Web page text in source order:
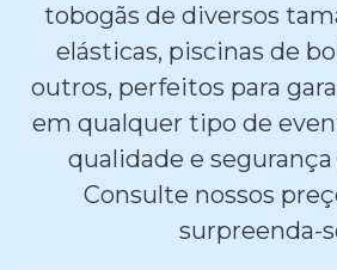
tobogãs de diversos
elásticas, piscinas de
outros, perfeitos para
em qualquer tipo de
qualidade e
Consulte nossos
surpreenda-